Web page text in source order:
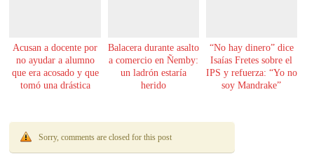
Acusan a docente por
no ayudar a alumno
que era acosado y que
tomó una drástica
Balacera durante asalto
a comercio en Ñemby:
un ladrón estaría
herido
“No hay dinero” dice
Isaías Fretes sobre el
IPS y refuerza: “Yo no
soy Mandrake”
Sorry, comments are closed for this post